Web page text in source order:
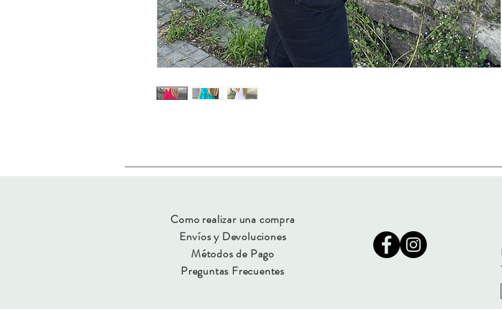
Como realizar una compra
Envíos y Devoluciones
Métodos de Pago
Preguntas Frecuentes